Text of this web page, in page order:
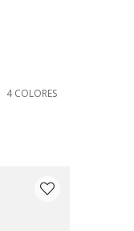
4 COLORES